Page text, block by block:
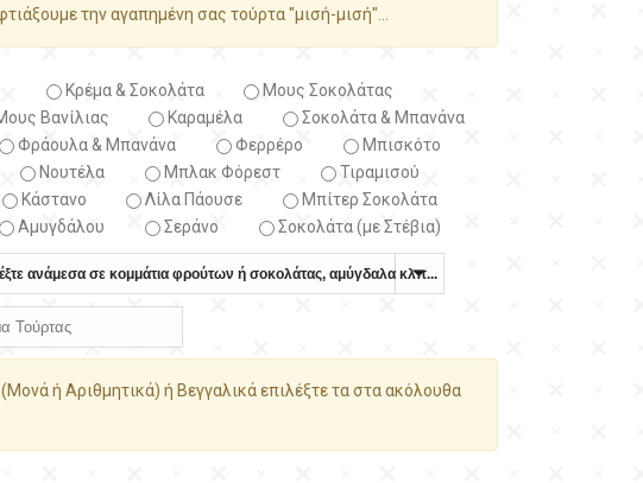
την αγαπημένη σας τούρτα "μισή-μισή"...
Κρέμα & Σοκολάτα
Μους Σοκολάτας
Βανίλιας
Καραμέλα
Σοκολάτα & Μπανάνα
Φράουλα & Μπανάνα
Φερρέρο
Μπισκότο
Νουτέλα
Μπλακ Φόρεστ
Τιραμισού
Κάστανο
Λίλα Πάουσε
Μπίτερ Σοκολάτα
Αμυγδάλου
Σεράνο Σοκολάτα (με Στέβια)
ή Αριθμητικά) ή Βεγγαλικά επιλέξτε τα στα ακόλουθα